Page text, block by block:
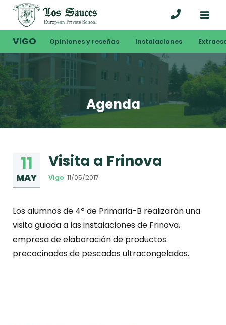
VIGO Opiniones y reseñas Instalaciones
Agenda
11
MAY
Visita a Frinova
Vigo 11/05/2017
Los alumnos de 4º de Primaria-B realizarán una
visita guiada a las instalaciones de Frinova,
empresa de elaboración de productos
precocinados de pescados ultracongelados.